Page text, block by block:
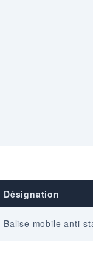
Désignation
Balise mobile anti-